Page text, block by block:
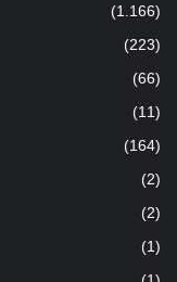
(1.166)
(223)
(66)
(11)
(164)
(2)
(2)
(1)